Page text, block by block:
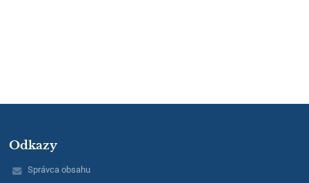
Odkazy
Správca obsahu